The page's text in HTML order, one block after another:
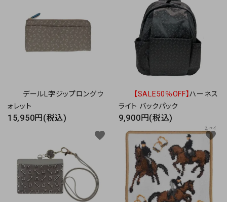
デールL字ジップロングウ
ォレット
15,950円(税込)
【SALE50％OFF】ハーネス
ライト バックパック
9,900円(税込)
favorite favorite